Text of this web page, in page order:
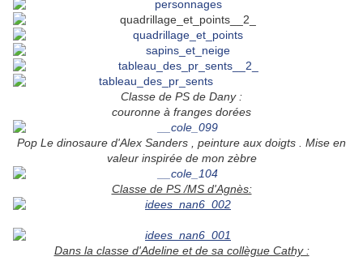
Classe de PS de Dany :
couronne à franges dorées
Pop Le dinosaure d'Alex Sanders , peinture aux doigts . Mise en
valeur inspirée de mon zèbre
Classe de PS /MS d'Agnès:
Dans la classe d'Adeline et de sa collègue Cathy :